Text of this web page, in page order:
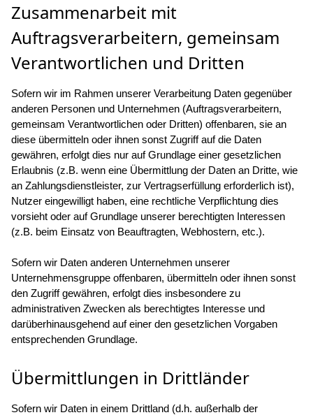
Zusammenarbeit mit
Auftragsverarbeitern, gemeinsam
Verantwortlichen und Dritten
Sofern wir im Rahmen unserer Verarbeitung Daten gegenüber
anderen Personen und Unternehmen (Auftragsverarbeitern,
gemeinsam Verantwortlichen oder Dritten) offenbaren, sie an
diese übermitteln oder ihnen sonst Zugriff auf die Daten
gewähren, erfolgt dies nur auf Grundlage einer gesetzlichen
Erlaubnis (z.B. wenn eine Übermittlung der Daten an Dritte, wie
an Zahlungsdienstleister, zur Vertragserfüllung erforderlich ist),
Nutzer eingewilligt haben, eine rechtliche Verpflichtung dies
vorsieht oder auf Grundlage unserer berechtigten Interessen
(z.B. beim Einsatz von Beauftragten, Webhostern, etc.).
Sofern wir Daten anderen Unternehmen unserer
Unternehmensgruppe offenbaren, übermitteln oder ihnen sonst
den Zugriff gewähren, erfolgt dies insbesondere zu
administrativen Zwecken als berechtigtes Interesse und
darüberhinausgehend auf einer den gesetzlichen Vorgaben
entsprechenden Grundlage.
Übermittlungen in Drittländer
Sofern wir Daten in einem Drittland (d.h. außerhalb der